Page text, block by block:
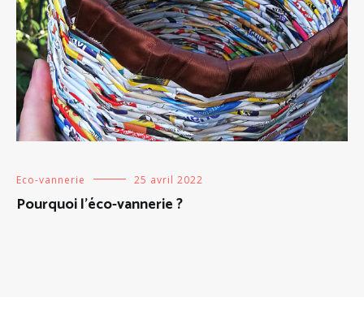
Eco-vannerie 25 avril 2022
Pourquoi l’éco-vannerie ?